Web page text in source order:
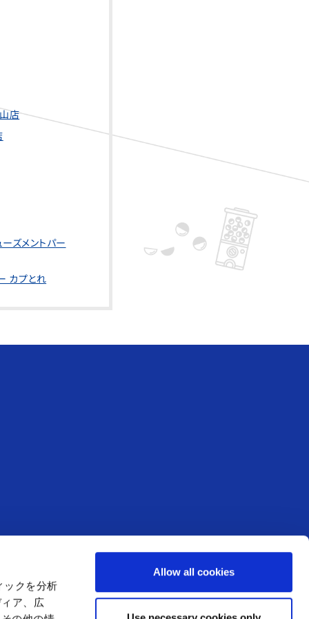
ックを分析
ア、広
Allow all cookies
店
ズメントパー
カプとれ
お知らせ
からのお知らせ
店舗からのお知らせ